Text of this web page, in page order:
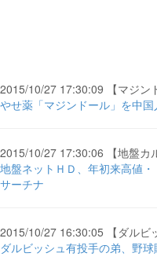
2015/10/27 17:30:09 【マジン
やせ薬「マジンドール」を中
2015/10/27 17:30:06 【地盤カ
地盤ネットＨＤ、年初来高値
サーチナ
2015/10/27 16:30:05 【ダルビ
ダルビッシュ有投手の弟、野